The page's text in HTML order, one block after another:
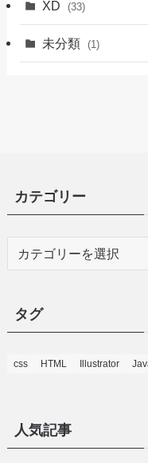
XD (33)
未分類 (1)
カテゴリー
ー
タグ
css HTML Illustrator
人気記事